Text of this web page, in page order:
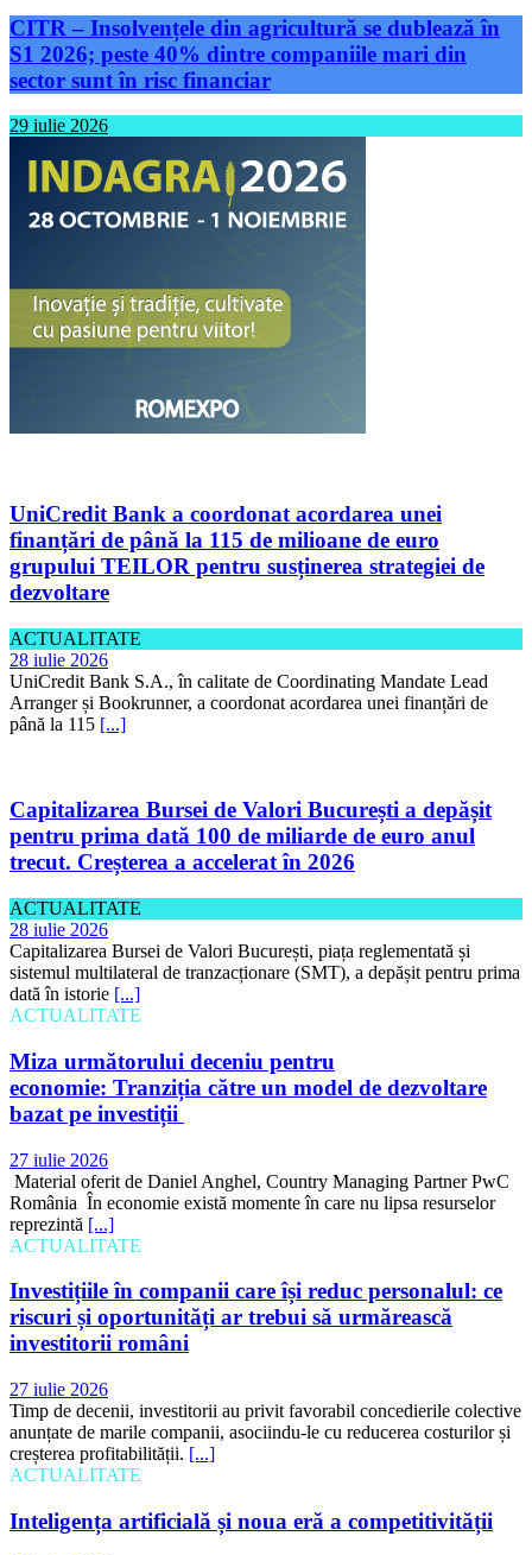
CITR – Insolvențele din agricultură se dublează în
S1 2026; peste 40% dintre companiile mari din
sector sunt în risc financiar
29 iulie 2026
UniCredit Bank a coordonat acordarea unei
finanțări de până la 115 de milioane de euro
grupului TEILOR pentru susținerea strategiei de
dezvoltare
ACTUALITATE
28 iulie 2026
UniCredit Bank S.A., în calitate de Coordinating Mandate Lead
Arranger și Bookrunner, a coordonat acordarea unei finanțări de
până la 115 [...]
Capitalizarea Bursei de Valori București a depășit
pentru prima dată 100 de miliarde de euro anul
trecut. Creșterea a accelerat în 2026
ACTUALITATE
28 iulie 2026
Capitalizarea Bursei de Valori București, piața reglementată și
sistemul multilateral de tranzacționare (SMT), a depășit pentru prima
dată în istorie [...]
ACTUALITATE
Miza următorului deceniu pentru
economie: Tranziția către un model de dezvoltare
bazat pe investiții
27 iulie 2026
Material oferit de Daniel Anghel, Country Managing Partner PwC
România În economie există momente în care nu lipsa resurselor
reprezintă [...]
ACTUALITATE
Investițiile în companii care își reduc personalul: ce
riscuri și oportunități ar trebui să urmărească
investitorii români
27 iulie 2026
Timp de decenii, investitorii au privit favorabil concedierile colective
anunțate de marile companii, asociindu-le cu reducerea costurilor și
creșterea profitabilității. [...]
ACTUALITATE
Inteligența artificială și noua eră a competitivității